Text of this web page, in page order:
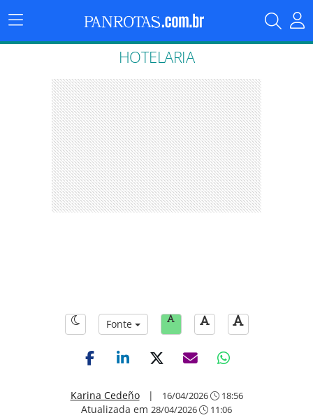
Menu
Principal
HOTELARIA
Fonte
Karina Cedeño| 16/04/2026 18:56
Atualizada em 28/04/2026 11:06